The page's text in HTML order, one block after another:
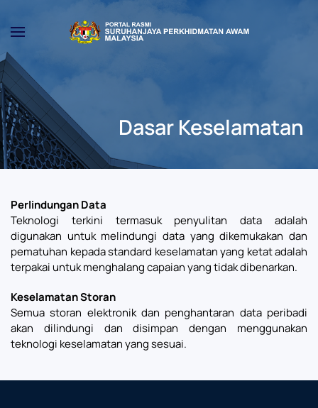
Skip to main content
Dasar Keselamatan
Perlindungan Data
Teknologi terkini termasuk penyulitan data adalah
digunakan untuk melindungi data yang dikemukakan dan
pematuhan kepada standard keselamatan yang ketat adalah
terpakai untuk menghalang capaian yang tidak dibenarkan.
Keselamatan Storan
Semua storan elektronik dan penghantaran data peribadi
akan dilindungi dan disimpan dengan menggunakan
teknologi keselamatan yang sesuai.